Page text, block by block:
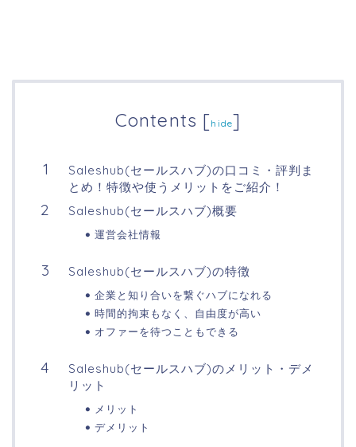
Contents [hide]
Saleshub(セールスハブ)の口コミ・評判ま
とめ！特徴や使うメリットをご紹介！
Saleshub(セールスハブ)概要
運営会社情報
Saleshub(セールスハブ)の特徴
企業と知り合いを繋ぐハブになれる
時間的拘束もなく、自由度が高い
オファーを待つこともできる
Saleshub(セールスハブ)のメリット・デメ
リット
メリット
デメリット